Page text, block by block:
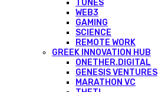
TUNES
WEB3
GAMING
SCIENCE
REMOTE WORK
GREEK INNOVATION HUB
ONETHER.DIGITAL
GENESIS VENTURES
MARATHON VC